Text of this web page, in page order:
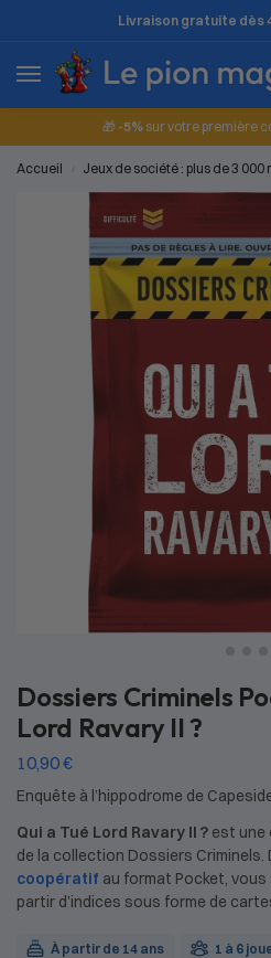
Livraison gratuite dès
🎁 -5% sur votre première
Accueil Jeux de société : plus de 3
Dossiers Criminels
Lord Ravary II ?
10,90€
Enquête à l’hippodrome de
Qui a Tué Lord Ravary II ? est une
de la collection Dossiers Criminels.
coopératif au format Pocket, vous
partir d’indices sous forme de
À partir de 14 ans 1 à 6